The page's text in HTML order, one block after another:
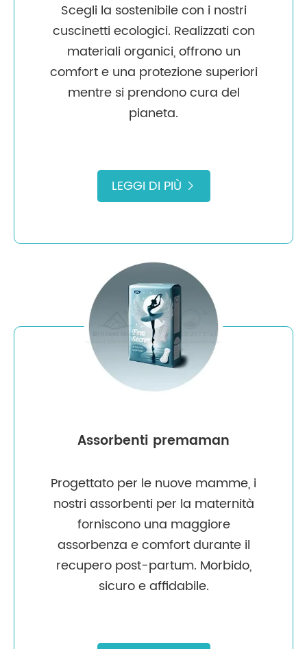
Scegli la sostenibile con i nostri
cuscinetti ecologici. Realizzati con
materiali organici, offrono un
comfort e una protezione superiori
mentre si prendono cura del
pianeta.
LEGGI DI PIÙ 
Assorbenti premaman
Progettato per le nuove mamme, i
nostri assorbenti per la maternità
forniscono una maggiore
assorbenza e comfort durante il
recupero post-partum. Morbido,
sicuro e affidabile.